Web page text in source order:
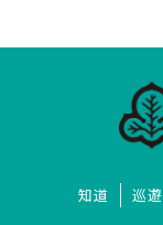
知道 巡遊